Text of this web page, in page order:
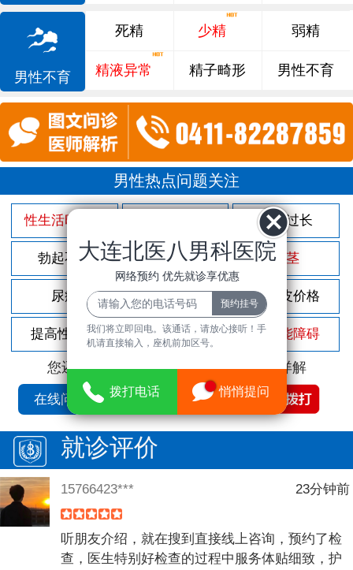
男性不育
死精 少精 弱精
精液异常 精子畸形 男性不育
男性热点问题关注
性生活时间短 包皮过长
勃起不坚 尿频尿急 包茎
尿痛 前列腺炎 割包皮价格
提高性功能 龟头敏感 性功能障碍
您还可以拨打免费咨询电话立即为您详解
在线问诊
就诊评价
15766423*** 23分钟前
听朋友介绍，就在搜到直接线上咨询，预约了检
查，医生特别好检查的过程中服务体贴细致，护
大连北医八男科医院
网络预约 优先就诊享优惠
我们将立即回电。该通话，请放心接听！手
机请直接输入，座机前加区号。
拨打电话 悄悄提问